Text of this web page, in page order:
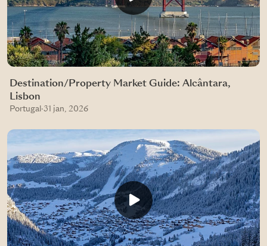
Destination/Property Market Guide: Alcântara,
Lisbon
Portugal ·31 jan, 2026